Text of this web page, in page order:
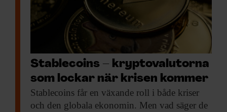
Stablecoins – kryptovalutorna
som lockar när krisen kommer
Stablecoins får en växande roll i både kriser
och den globala ekonomin. Men vad säger de